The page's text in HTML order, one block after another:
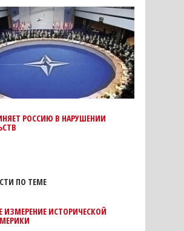
РОССИЮ В НАРУШЕНИИ
ПО ТЕМЕ
ИЗМЕРЕНИЕ ИСТОРИЧЕСКОЙ